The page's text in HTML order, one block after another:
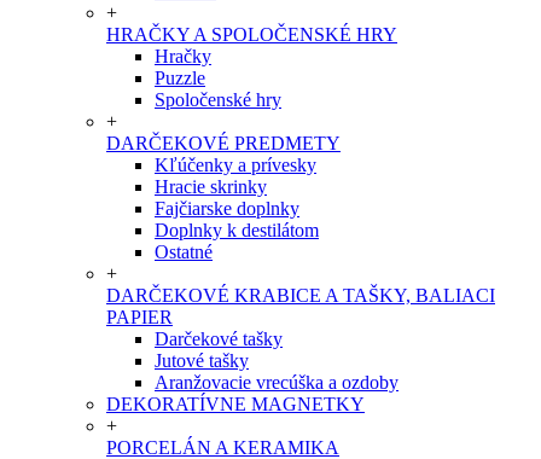
+
HRAČKY A SPOLOČENSKÉ HRY
Hračky
Puzzle
Spoločenské hry
+
DARČEKOVÉ PREDMETY
Kľúčenky a prívesky
Hracie skrinky
Fajčiarske doplnky
Doplnky k destilátom
Ostatné
+
DARČEKOVÉ KRABICE A TAŠKY, BALIACI
PAPIER
Darčekové tašky
Jutové tašky
Aranžovacie vrecúška a ozdoby
DEKORATÍVNE MAGNETKY
+
PORCELÁN A KERAMIKA